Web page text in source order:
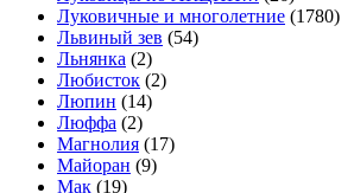
Луковичные и многолетние (1780)
Львиный зев (54)
Льнянка (2)
Любисток (2)
Люпин (14)
Люффа (2)
Магнолия (17)
Майоран (9)
Мак (19)